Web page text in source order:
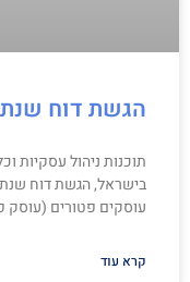
הגשת דוח
תוכנות ניהול עסקיות
בישראל, הגשת דוח
עוסקים פטורים (עוסק
קרא עוד